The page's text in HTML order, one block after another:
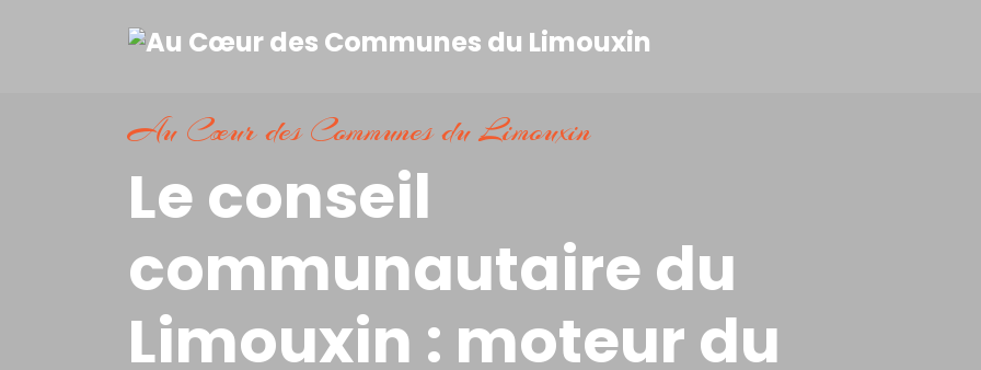
Au Cœur des Communes du Limouxin
Le conseil
communautaire du
Limouxin : moteur du